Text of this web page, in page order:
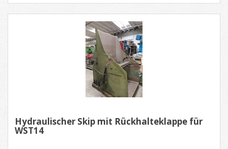
Hydraulischer Skip mit Rückhalteklappe für
WST14